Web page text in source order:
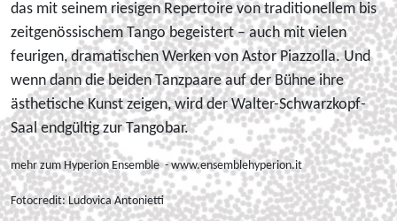
das mit seinem riesigen Repertoire von traditionellem bis
zeitgenössischem Tango begeistert – auch mit vielen
feurigen, dramatischen Werken von Astor Piazzolla. Und
wenn dann die beiden Tanzpaare auf der Bühne ihre
ästhetische Kunst zeigen, wird der Walter-Schwarzkopf-
Saal endgültig zur Tangobar.
mehr zum Hyperion Ensemble - www.ensemblehyperion.it
Fotocredit: Ludovica Antonietti